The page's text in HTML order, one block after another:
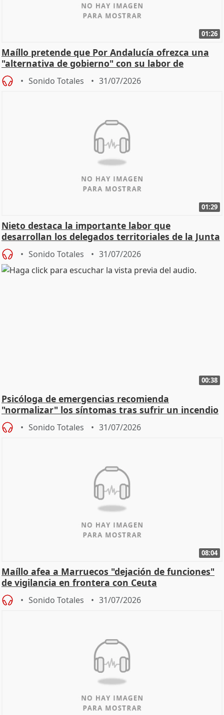
01:26
Maíllo pretende que Por Andalucía ofrezca una
"alternativa de gobierno" con su labor de
oposición
Sonido Totales 31/07/2026
01:29
Nieto destaca la importante labor que
desarrollan los delegados territoriales de la Junta
Sonido Totales 31/07/2026
00:38
Psicóloga de emergencias recomienda
"normalizar" los síntomas tras sufrir un incendio
Sonido Totales 31/07/2026
08:04
Maíllo afea a Marruecos "dejación de funciones"
de vigilancia en frontera con Ceuta
Sonido Totales 31/07/2026